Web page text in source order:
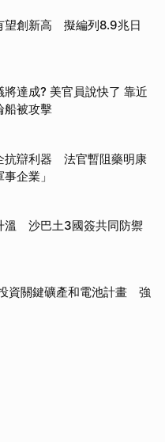
望創新高 擬編列8.9兆日
達成? 美官員說快了 靠近
船被攻擊
抗辯利器 法官暫阻藥明康
企業」
溫 沙巴土3國簽共同防禦
資關鍵礦產和電池計畫 強